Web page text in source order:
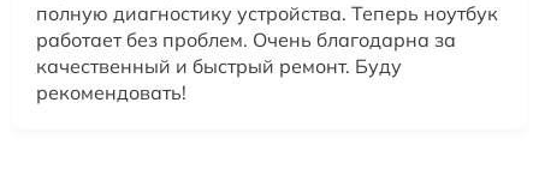
полную диагностику устройства. Теперь ноутбук
работает без проблем. Очень благодарна за
качественный и быстрый ремонт. Буду
рекомендовать!